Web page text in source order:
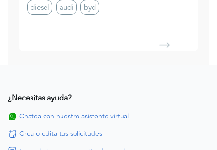
diesel
audi byd
¿Necesitas ayuda?
Chatea con nuestro asistente virtual
Crea o edita tus solicitudes